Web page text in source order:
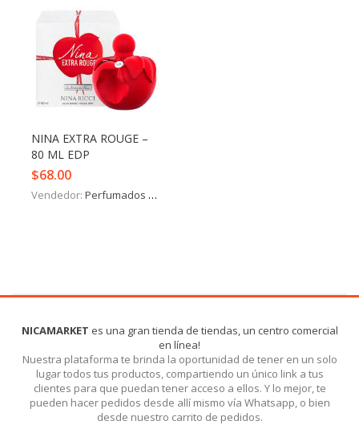
Recordarme
Iniciar Sesión
NINA EXTRA ROUGE –
80 ML EDP
$68.00
Vendedor: Perfumados y más
NICAMARKET es una gran tienda de tiendas, un centro comercial
en línea!
Nuestra plataforma te brinda la oportunidad de tener en un solo
lugar todos tus productos, compartiendo un único link a tus
clientes para que puedan tener acceso a ellos. Y lo mejor, te
pueden hacer pedidos desde allí mismo vía Whatsapp, o bien
desde nuestro carrito de pedidos.